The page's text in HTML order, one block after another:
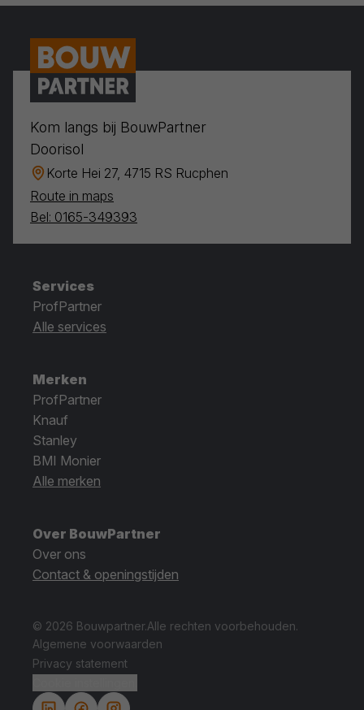
Kom langs bij BouwPartner
Doorisol
Korte Hei 27, 4715 RS Rucphen
Route in maps
Bel: 0165-349393
Services
ProfPartner
Alle services
Merken
ProfPartner
Knauf
Stanley
BMI Monier
Alle merken
Over BouwPartner
Over ons
Contact & openingstijden
© 2026 Bouwpartner.Alle rechten voorbehouden.
Algemene voorwaarden
Privacy statement